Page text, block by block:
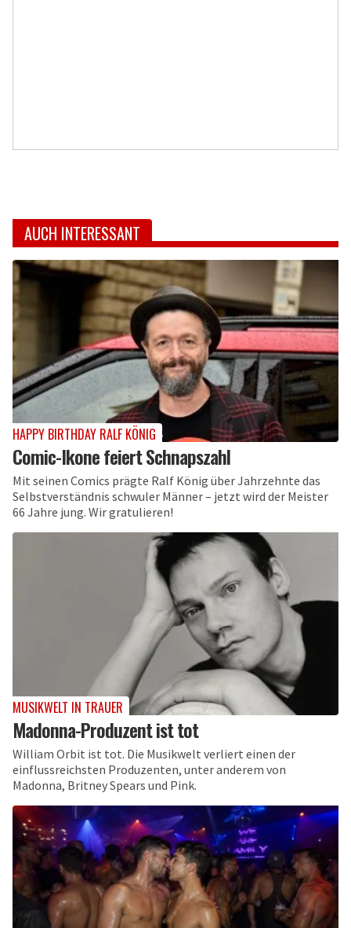
AUCH INTERESSANT
HAPPY BIRTHDAY RALF KÖNIG
Comic-Ikone feiert Schnapszahl
Mit seinen Comics prägte Ralf König über Jahrzehnte das
Selbstverständnis schwuler Männer – jetzt wird der Meister
66 Jahre jung. Wir gratulieren!
MUSIKWELT IN TRAUER
Madonna-Produzent ist tot
William Orbit ist tot. Die Musikwelt verliert einen der
einflussreichsten Produzenten, unter anderem von
Madonna, Britney Spears und Pink.